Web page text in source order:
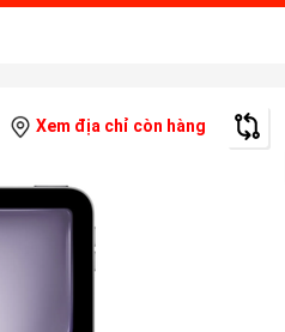
Xem địa chỉ còn hàng